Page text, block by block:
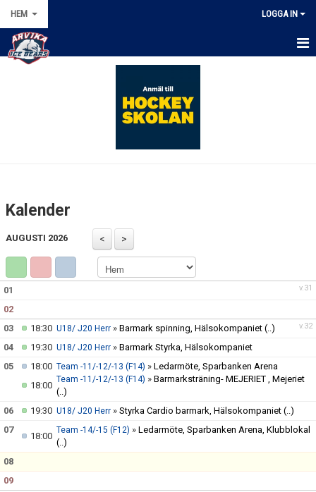
HEM LOGGA IN
DOKUMENT
FÖRENINGSKLÄDER
CUPER
CAMPER
VERKSAMHETSOMRÅDEN
Kalender
AUGUSTI 2026
v.31
01
02
v.32
03 18:30 U18/ J20 Herr » Barmark spinning, Hälsokompaniet (..)
04
19:30 U18/ J20 Herr » Barmark Styrka, Hälsokompaniet
05
18:00 Team -11/-12/-13 (F14) » Ledarmöte, Sparbanken Arena
18:00
Team -11/-12/-13 (F14) » Barmarksträning- MEJERIET , Mejeriet
(..)
06
19:30 U18/ J20 Herr » Styrka Cardio barmark, Hälsokompaniet (..)
07
18:00
Team -14/-15 (F12) » Ledarmöte, Sparbanken Arena, Klubblokal
(..)
08
09